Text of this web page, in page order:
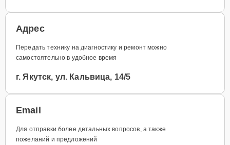
Адрес
Передать технику на диагностику и ремонт можно
самостоятельно в удобное время
г. Якутск, ул. Кальвица, 14/5
Email
Для отправки более детальных вопросов, а также
пожеланий и предложений